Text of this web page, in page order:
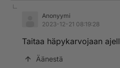
Anonyymi
2023-12-21 08:19:28
Taitaa häpykarvojaan
Äänestä